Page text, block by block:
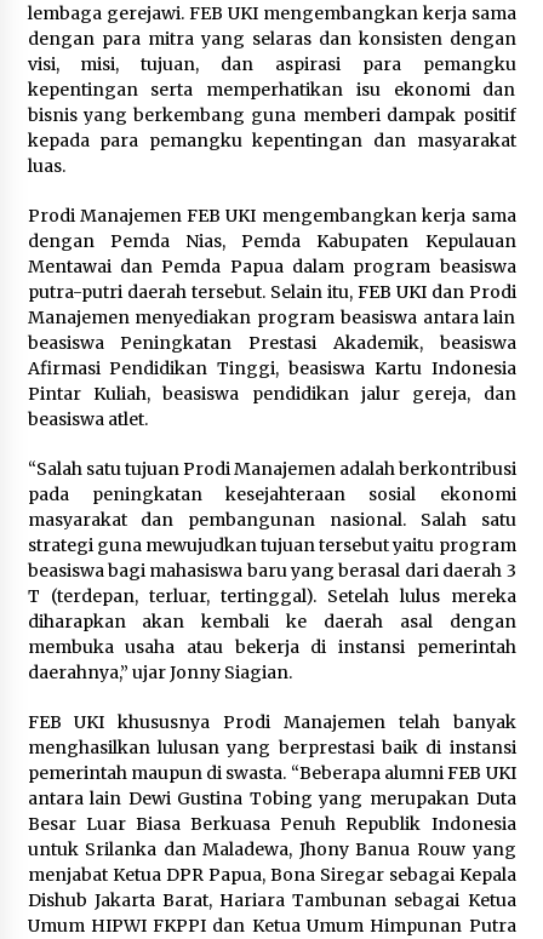
lembaga gerejawi. FEB UKI mengembangkan kerja sama
dengan para mitra yang selaras dan konsisten dengan
visi, misi, tujuan, dan aspirasi para pemangku
kepentingan serta memperhatikan isu ekonomi dan
bisnis yang berkembang guna memberi dampak positif
kepada para pemangku kepentingan dan masyarakat
luas.
Prodi Manajemen FEB UKI mengembangkan kerja sama
dengan Pemda Nias, Pemda Kabupaten Kepulauan
Mentawai dan Pemda Papua dalam program beasiswa
putra-putri daerah tersebut. Selain itu, FEB UKI dan Prodi
Manajemen menyediakan program beasiswa antara lain
beasiswa Peningkatan Prestasi Akademik, beasiswa
Afirmasi Pendidikan Tinggi, beasiswa Kartu Indonesia
Pintar Kuliah, beasiswa pendidikan jalur gereja, dan
beasiswa atlet.
“Salah satu tujuan Prodi Manajemen adalah berkontribusi
pada peningkatan kesejahteraan sosial ekonomi
masyarakat dan pembangunan nasional. Salah satu
strategi guna mewujudkan tujuan tersebut yaitu program
beasiswa bagi mahasiswa baru yang berasal dari daerah 3
T (terdepan, terluar, tertinggal). Setelah lulus mereka
diharapkan akan kembali ke daerah asal dengan
membuka usaha atau bekerja di instansi pemerintah
daerahnya,” ujar Jonny Siagian.
FEB UKI khususnya Prodi Manajemen telah banyak
menghasilkan lulusan yang berprestasi baik di instansi
pemerintah maupun di swasta. “Beberapa alumni FEB UKI
antara lain Dewi Gustina Tobing yang merupakan Duta
Besar Luar Biasa Berkuasa Penuh Republik Indonesia
untuk Srilanka dan Maladewa, Jhony Banua Rouw yang
menjabat Ketua DPR Papua, Bona Siregar sebagai Kepala
Dishub Jakarta Barat, Hariara Tambunan sebagai Ketua
Umum HIPWI FKPPI dan Ketua Umum Himpunan Putra